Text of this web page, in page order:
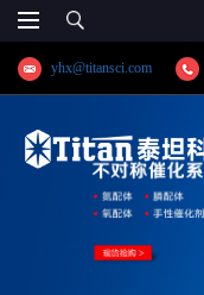
yhx@titansci.com